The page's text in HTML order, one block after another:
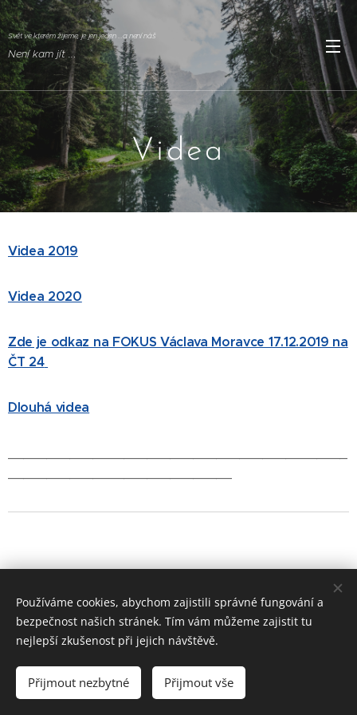
Svět ve kterém žijeme, je jen jeden ...a není náš
Není kam jít ...
Videa
Videa 2019
Videa 2020
Zde je odkaz na FOKUS Václava Moravce 17.12.2019 na
ČT 24
Dlouhá videa
Vytvořeno službou Webnode
Používáme cookies, abychom zajistili správné fungování a
bezpečnost našich stránek. Tím vám můžeme zajistit tu
nejlepší zkušenost při jejich návštěvě.
Přijmout nezbytné Přijmout vše